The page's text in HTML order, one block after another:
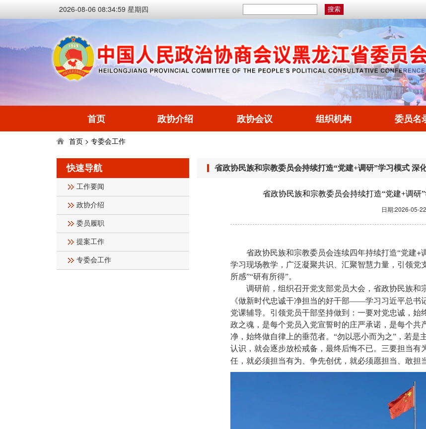
2026-08-06 08:35:00 星期四
首页 政协介绍 政协会议 组织机构 委员名
首页 > 专委会工作
快速导航
工作要闻
政协介绍
委员履职
提案工作
专委会工作
省政协民族和宗教委员会持续打造“党建+调研”学习模式 深
省政协民族和宗教委员会持续打造“党建+调研
日期:2026-05-22
省政协民族和宗教委员会连续四年持续打造“党建+
学习现场教学，广泛凝聚共识、汇聚智慧力量，引领党
所感”“研有所得”。
调研前，组织召开党支部党员大会，省政协民族和
《做新时代忠诚干净担当的好干部——学习习近平总书
党课辅导。引领党员干部坚持做到：一要对党忠诚，始
政之魂，是每个党员入党宣誓时的庄严承诺，是每个共
净，始终做自律上的垂范者。“勿以恶小而为之”，若是
认识，就会逐步放松戒备，最终后悔不已。三要担当有
任，就必须担当有为、争先创优，就必须愿担当、敢担